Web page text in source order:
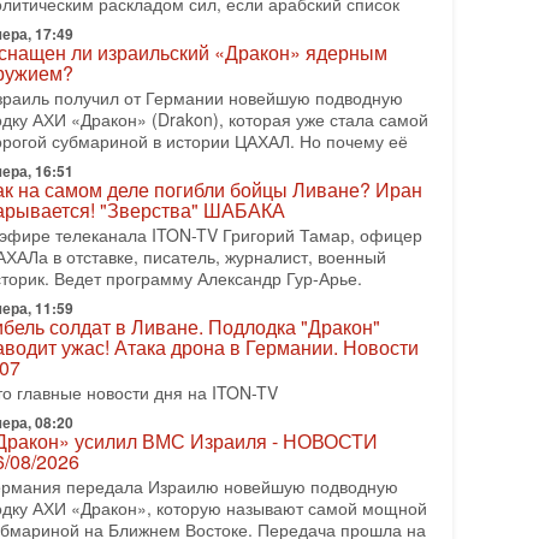
2026, 08:42
отменил удар по Ирану - НОВОСТИ
08/2026
США Дональд Трамп сегодня заявил об
подготовленного удара по Ирану после
Тегерана и других стран региона. По его
2026, 17:50
голос» Израиля: кто заберет его на этот
русскоязычных репатриантов не раз кардинально
политический ландшафт Израиля. Достаточно
взлет партии «Исраэль ба-алия», когда
2026, 17:00
закрытых дверей: о чём на самом деле
Трамп и Нетаньяху?
визит премьер-министра Израиля Биньямина
в США и его встреча с Дональдом Трампом
больше вопросов, чем ответов. Полная
07-2026, 15:18
готовит покушение на Нетаниягу! Трамп не
эскалации, но КСИР готовит взрыв!
телеканала ITON-TV СЕРГЕЙ МИГДАЛЬ,
17:49
ли израильский «Дракон» ядерным
получил от Германии новейшую подводную
АХИ «Дракон» (Drakon), которая уже стала самой
субмариной в истории ЦАХАЛ. Но почему её
16:51
на самом деле погибли бойцы Ливане? Иран
"Зверства" ШАБАКА
телеканала ITON-TV Григорий Тамар, офицер
в отставке, писатель, журналист, военный
Ведет программу Александр Гур-Арье.
11:59
солдат в Ливане. Подлодка "Дракон"
ужас! Атака дрона в Германии. Новости
главные новости дня на ITON-TV
08:20
усилил ВМС Израиля - НОВОСТИ
08/2026
передала Израилю новейшую подводную
АХИ «Дракон», которую называют самой мощной
на Ближнем Востоке. Передача прошла на